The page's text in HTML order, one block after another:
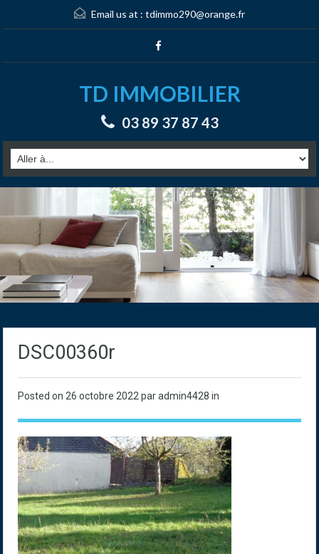
Email us at : tdimmo290@orange.fr
TD IMMOBILIER
03 89 37 87 43
DSC00360r
Posted on 26 octobre 2022 par admin4428 in